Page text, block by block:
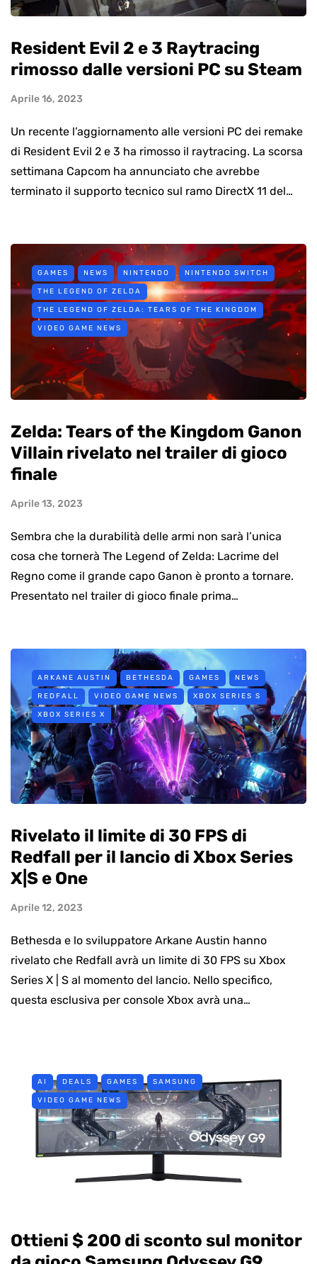
Resident Evil 2 e 3 Raytracing
rimosso dalle versioni PC su Steam
Aprile 16, 2023
Un recente l’aggiornamento alle versioni PC dei remake
di Resident Evil 2 e 3 ha rimosso il raytracing. La scorsa
settimana Capcom ha annunciato che avrebbe
terminato il supporto tecnico sul ramo DirectX 11 del…
GAMES NEWS NINTENDO NINTENDO SWITCH
THE LEGEND OF ZELDA
THE LEGEND OF ZELDA: TEARS OF THE KINGDOM
VIDEO GAME NEWS
Zelda: Tears of the Kingdom Ganon
Villain rivelato nel trailer di gioco
finale
Aprile 13, 2023
Sembra che la durabilità delle armi non sarà l’unica
cosa che tornerà The Legend of Zelda: Lacrime del
Regno come il grande capo Ganon è pronto a tornare.
Presentato nel trailer di gioco finale prima…
ARKANE AUSTIN BETHESDA GAMES NEWS
REDFALL VIDEO GAME NEWS XBOX SERIES S
XBOX SERIES X
Rivelato il limite di 30 FPS di
Redfall per il lancio di Xbox Series
X|S e One
Aprile 12, 2023
Bethesda e lo sviluppatore Arkane Austin hanno
rivelato che Redfall avrà un limite di 30 FPS su Xbox
Series X | S al momento del lancio. Nello specifico,
questa esclusiva per console Xbox avrà una…
AI DEALS GAMES SAMSUNG
VIDEO GAME NEWS
Ottieni $ 200 di sconto sul monitor